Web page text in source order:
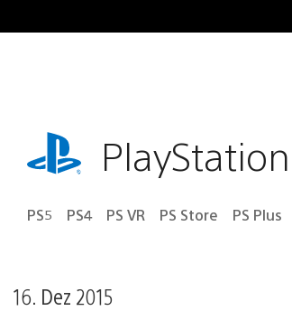
Inhalt
playstation.comPlayStation
PS5 PS4 PS VR PS Store PS Plus
16. Dez 2015